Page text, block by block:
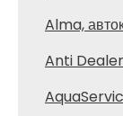
Alma,
Anti Dealer